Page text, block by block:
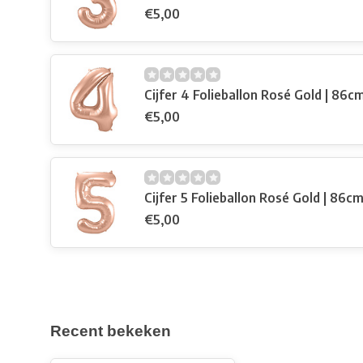
€5,00
Cijfer 4 Folieballon Rosé Gold |
€5,00
Cijfer 5 Folieballon Rosé Gold | 86cm
€5,00
Recent bekeken